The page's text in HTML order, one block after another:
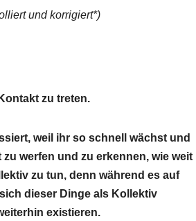
und korrigiert*)
zu treten.
weil ihr so ​​schnell wächst und
werfen und zu erkennen, wie weit
zu tun, denn während es auf
dieser Dinge als Kollektiv
existieren.